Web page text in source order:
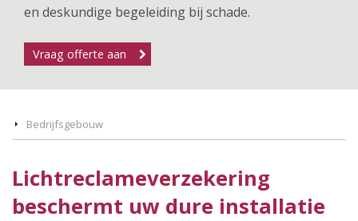
en deskundige begeleiding bij schade.
Vraag offerte aan
Bedrijfsgebouw
Lichtreclameverzekering
beschermt uw dure installatie